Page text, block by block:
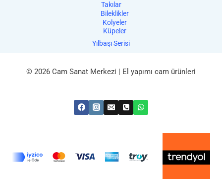
Takılar
Bileklikler
Kolyeler
Küpeler
Yılbaşı Serisi
© 2026 Cam Sanat Merkezi | El yapımı cam ürünleri